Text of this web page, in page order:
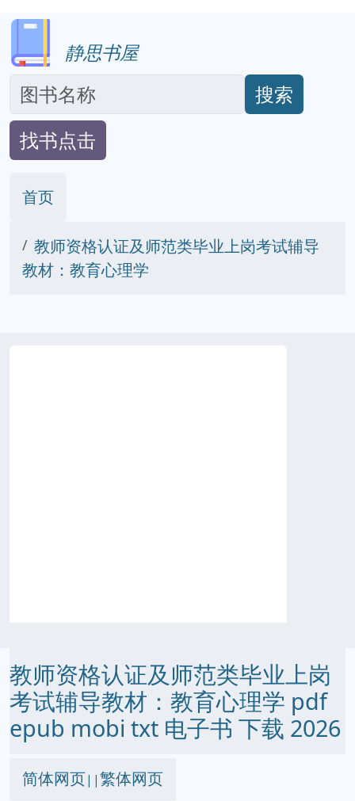
静思书屋
搜索
找书点击
首页
教师资格认证及师范类毕业上岗考试辅导
教材：教育心理学
教师资格认证及师范类毕业上岗
考试辅导教材：教育心理学 pdf
epub mobi txt 电子书 下载 2026
简体网页||繁体网页